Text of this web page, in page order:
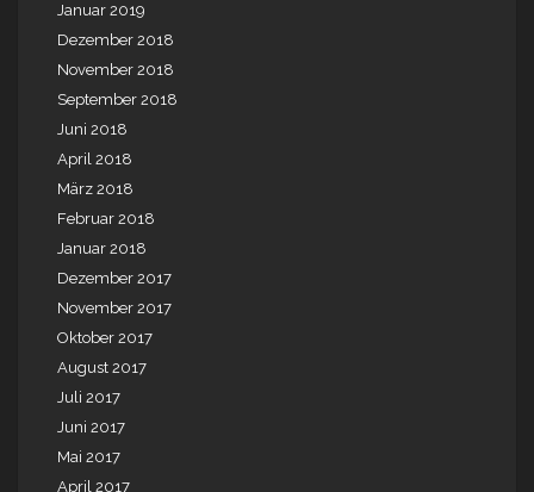
Januar 2019
Dezember 2018
November 2018
September 2018
Juni 2018
April 2018
März 2018
Februar 2018
Januar 2018
Dezember 2017
November 2017
Oktober 2017
August 2017
Juli 2017
Juni 2017
Mai 2017
April 2017